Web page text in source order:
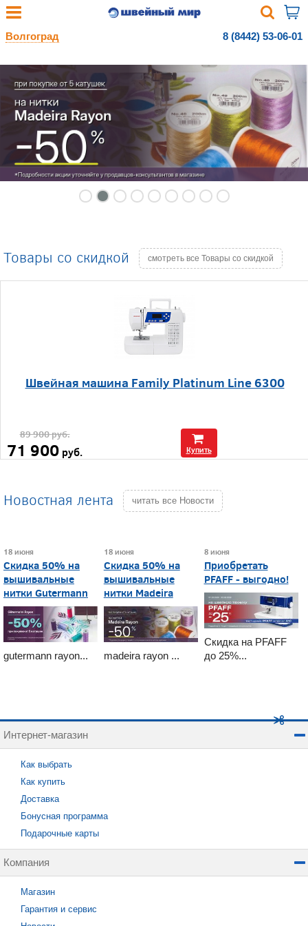
Волгоград 8 (8442) 53-06-01
Товары со скидкой смотреть все Товары со скидкой
Швейная машина Family Platinum Line 6300
89 900руб.
71 900 руб. Купить
Новостная лента читать все Новости
18 июня
Скидка 50% на
вышивальные
нитки Gutermann
gutermann rayon...
18 июня
Скидка 50% на
вышивальные
нитки Madeira
madeira rayon ...
8 июня
Приобретать
PFAFF - выгодно!
Скидка на PFAFF
до 25%...
Интернет-магазин
Как выбрать
Как купить
Доставка
Бонусная программа
Подарочные карты
Компания
Магазин
Гарантия и сервис